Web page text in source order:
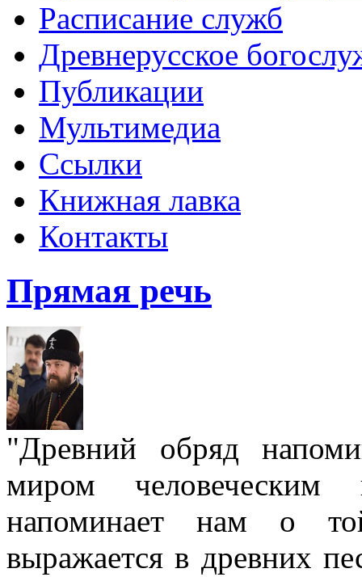
Расписание служб
Древнерусское
Публикации
Мультимедиа
Ссылки
Книжная лавка
Контакты
Прямая речь
"Древний обряд
миром
напоминает нам о
выражается в древних